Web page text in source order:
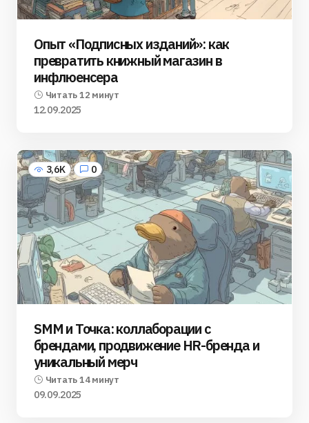
Опыт «Подписных изданий»: как
превратить книжный магазин в
инфлюенсера
Читать 12 минут
12.09.2025
3,6K 0
SMM и Точка: коллаборации с
брендами, продвижение HR-бренда и
уникальный мерч
Читать 14 минут
09.09.2025